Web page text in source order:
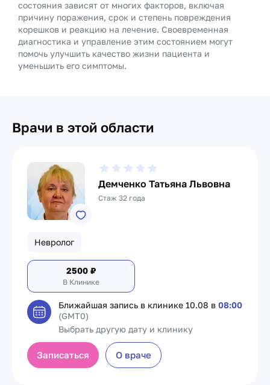
состояния зависят от многих факторов, включая
причину поражения, срок и степень повреждения
корешков и реакцию на лечение. Своевременная
диагностика и управление этим состоянием могут
помочь улучшить качество жизни пациента и
уменьшить его симптомы.
Врачи в этой области
Демченко Татьяна Львовна
Стаж 32 года
Невролог
2500 ₽
В Клинике
Ближайшая запись в клинике 10.08 в 08:00
(GMT0)
Выбрать другую дату и клинику
Записаться О враче